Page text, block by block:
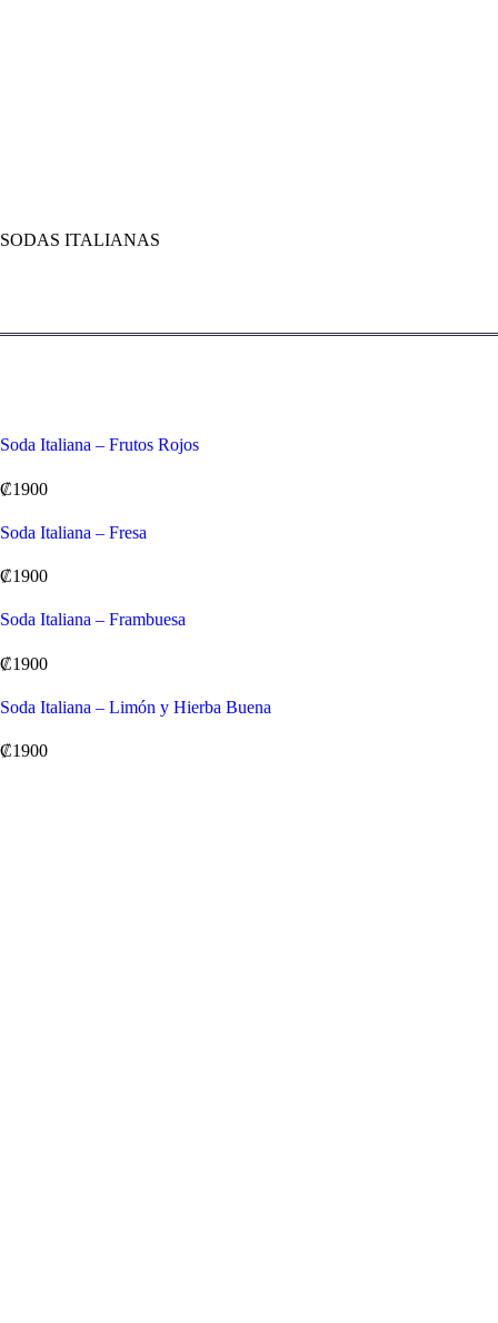
SODAS ITALIANAS
Soda Italiana – Frutos Rojos
₡1900
Soda Italiana – Fresa
₡1900
Soda Italiana – Frambuesa
₡1900
Soda Italiana – Limón y Hierba Buena
₡1900